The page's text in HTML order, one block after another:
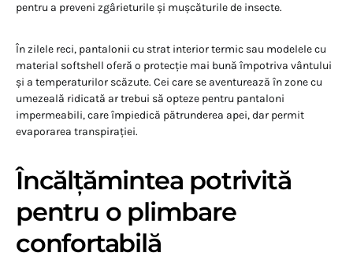
pentru a preveni zgârieturile și mușcăturile de insecte.
În zilele reci, pantalonii cu strat interior termic sau modelele cu
material softshell oferă o protecție mai bună împotriva vântului
și a temperaturilor scăzute. Cei care se aventurează în zone cu
umezeală ridicată ar trebui să opteze pentru pantaloni
impermeabili, care împiedică pătrunderea apei, dar permit
evaporarea transpirației.
Încălțămintea potrivită
pentru o plimbare
confortabilă